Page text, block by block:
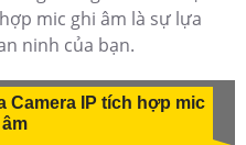
mic ghi âm là sự lựa
ninh của bạn.
Camera IP tích hợp mic